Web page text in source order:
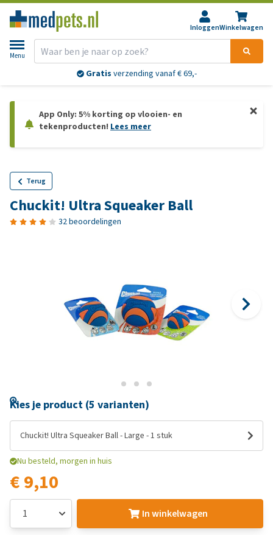
InloggenWinkelwagen
Menu
Gratis verzending vanaf € 69,-
App Only: 5% korting op vlooien- en
tekenproducten! Lees meer
Terug
Chuckit! Ultra Squeaker Ball
32 beoordelingen
Kies je product (5 varianten)
Chuckit! Ultra Squeaker Ball - Large - 1 stuk
Nu besteld, morgen in huis
€ 9,10
In winkelwagen